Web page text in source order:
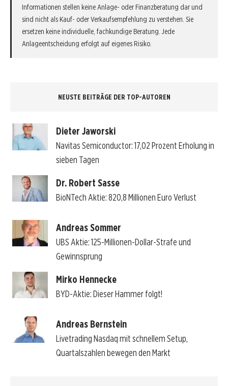
Informationen stellen keine Anlage- oder Finanzberatung dar und
sind nicht als Kauf- oder Verkaufsempfehlung zu verstehen. Sie
ersetzen keine individuelle, fachkundige Beratung. Jede
Anlageentscheidung erfolgt auf eigenes Risiko.
NEUSTE BEITRÄGE DER TOP-AUTOREN
Dieter Jaworski
Navitas Semiconductor: 17,02 Prozent Erholung in
sieben Tagen
Dr. Robert Sasse
BioNTech Aktie: 820,8 Millionen Euro Verlust
Andreas Sommer
UBS Aktie: 125-Millionen-Dollar-Strafe und
Gewinnsprung
Mirko Hennecke
BYD-Aktie: Dieser Hammer folgt!
Andreas Bernstein
Livetrading Nasdaq mit schnellem Setup,
Quartalszahlen bewegen den Markt